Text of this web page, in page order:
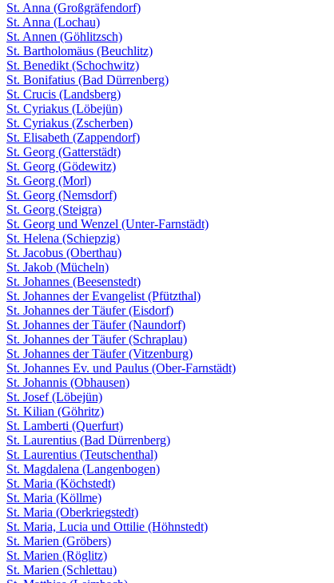
St. Anna (Großgräfendorf)
St. Anna (Lochau)
St. Annen (Göhlitzsch)
St. Bartholomäus (Beuchlitz)
St. Benedikt (Schochwitz)
St. Bonifatius (Bad Dürrenberg)
St. Crucis (Landsberg)
St. Cyriakus (Löbejün)
St. Cyriakus (Zscherben)
St. Elisabeth (Zappendorf)
St. Georg (Gatterstädt)
St. Georg (Gödewitz)
St. Georg (Morl)
St. Georg (Nemsdorf)
St. Georg (Steigra)
St. Georg und Wenzel (Unter-Farnstädt)
St. Helena (Schiepzig)
St. Jacobus (Oberthau)
St. Jakob (Mücheln)
St. Johannes (Beesenstedt)
St. Johannes der Evangelist (Pfützthal)
St. Johannes der Täufer (Eisdorf)
St. Johannes der Täufer (Naundorf)
St. Johannes der Täufer (Schraplau)
St. Johannes der Täufer (Vitzenburg)
St. Johannes Ev. und Paulus (Ober-Farnstädt)
St. Johannis (Obhausen)
St. Josef (Löbejün)
St. Kilian (Göhritz)
St. Lamberti (Querfurt)
St. Laurentius (Bad Dürrenberg)
St. Laurentius (Teutschenthal)
St. Magdalena (Langenbogen)
St. Maria (Köchstedt)
St. Maria (Köllme)
St. Maria (Oberkriegstedt)
St. Maria, Lucia und Ottilie (Höhnstedt)
St. Marien (Gröbers)
St. Marien (Röglitz)
St. Marien (Schlettau)